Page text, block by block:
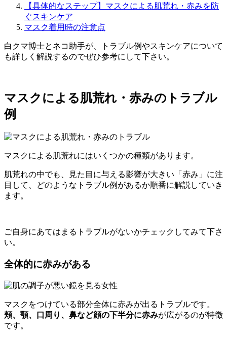
【具体的なステップ】マスクによる肌荒れ・赤みを防
ぐスキンケア
マスク着用時の注意点
白クマ博士とネコ助手が、トラブル例やスキンケアについて
も詳しく解説するのでぜひ参考にして下さい。
マスクによる肌荒れ・赤みのトラブル
例
マスクによる肌荒れにはいくつかの種類があります。
肌荒れの中でも、見た目に与える影響が大きい「赤み」に注
目して、どのようなトラブル例があるか順番に解説していき
ます。
ご自身にあてはまるトラブルがないかチェックしてみて下さ
い。
全体的に赤みがある
マスクをつけている部分全体に赤みが出るトラブルです。
頬、顎、口周り、鼻など顔の下半分に赤みが広がるのが特徴
です。